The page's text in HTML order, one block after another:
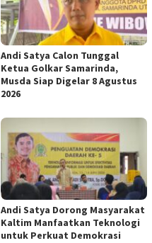
Andi Satya Calon Tunggal
Ketua Golkar Samarinda,
Musda Siap Digelar 8 Agustus
2026
Andi Satya Dorong Masyarakat
Kaltim Manfaatkan Teknologi
untuk Perkuat Demokrasi